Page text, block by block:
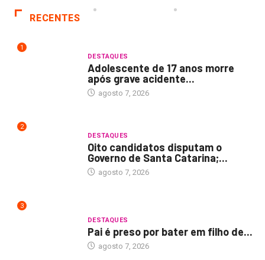
RECENTES
1
DESTAQUES
Adolescente de 17 anos morre
após grave acidente...
agosto 7, 2026
2
DESTAQUES
Oito candidatos disputam o
Governo de Santa Catarina;...
agosto 7, 2026
3
DESTAQUES
Pai é preso por bater em filho de...
agosto 7, 2026